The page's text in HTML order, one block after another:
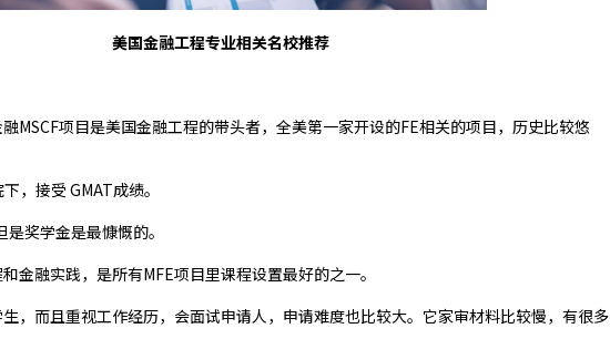
美国金融工程专业相关名校推荐
MSCF项目是美国金融工程的带头者，全美第一家开设的FE相关的项目，历史比较悠
，接受 GMAT成绩。
奖学金是最慷慨的。
金融实践，是所有MFE项目里课程设置最好的之一。
，而且重视工作经历，会面试申请人，申请难度也比较大。它家审材料比较慢，有很多